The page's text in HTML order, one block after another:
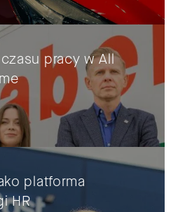
pracy w All
platforma
HR